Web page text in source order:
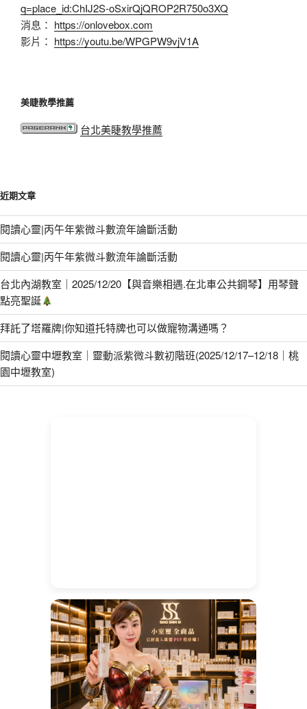
q=place_id:ChIJ2S-oSxirQjQROP2R750o3XQ
消息： https://onlovebox.com
影片： https://youtu.be/WPGPW9vjV1A
美睫教學推薦
台北美睫教學推薦
近期文章
閱讀心靈|丙午年紫微斗數流年論斷活動
閱讀心靈|丙午年紫微斗數流年論斷活動
台北內湖教室｜2025/12/20【與音樂相遇.在北車公共鋼琴】用琴聲
點亮聖誕
拜託了塔羅牌|你知道托特牌也可以做寵物溝通嗎？
閱讀心靈中壢教室｜靈動派紫微斗數初階班(2025/12/17–12/18｜桃
園中壢教室)